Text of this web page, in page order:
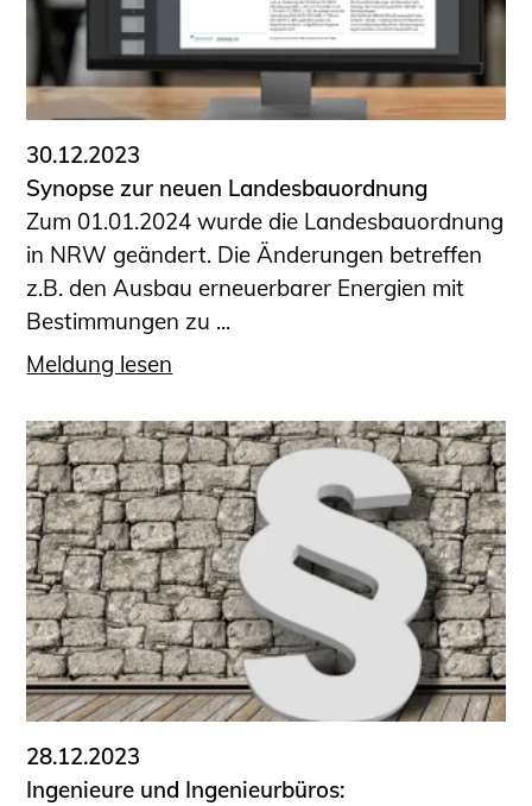
30.12.2023
Synopse zur neuen Landesbauordnung
Zum 01.01.2024 wurde die Landesbauordnung
in NRW geändert. Die Änderungen betreffen
z.B. den Ausbau erneuerbarer Energien mit
Bestimmungen zu ...
Meldung lesen
28.12.2023
Ingenieure und Ingenieurbüros: